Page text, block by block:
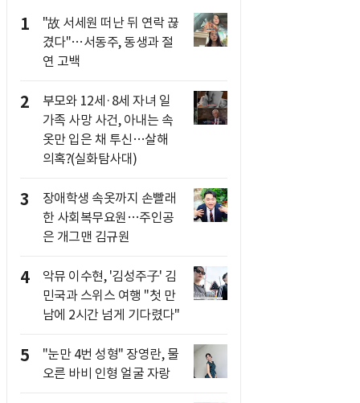
1
"故 서세원 떠난 뒤 연락 끊
겼다"…서동주, 동생과 절
연 고백
2
부모와 12세·8세 자녀 일
가족 사망 사건, 아내는 속
옷만 입은 채 투신…살해
의혹?(실화탐사대)
3
장애학생 속옷까지 손빨래
한 사회복무요원…주인공
은 개그맨 김규원
4
악뮤 이수현, '김성주子' 김
민국과 스위스 여행 "첫 만
남에 2시간 넘게 기다렸다"
5
"눈만 4번 성형" 장영란, 물
오른 바비 인형 얼굴 자랑